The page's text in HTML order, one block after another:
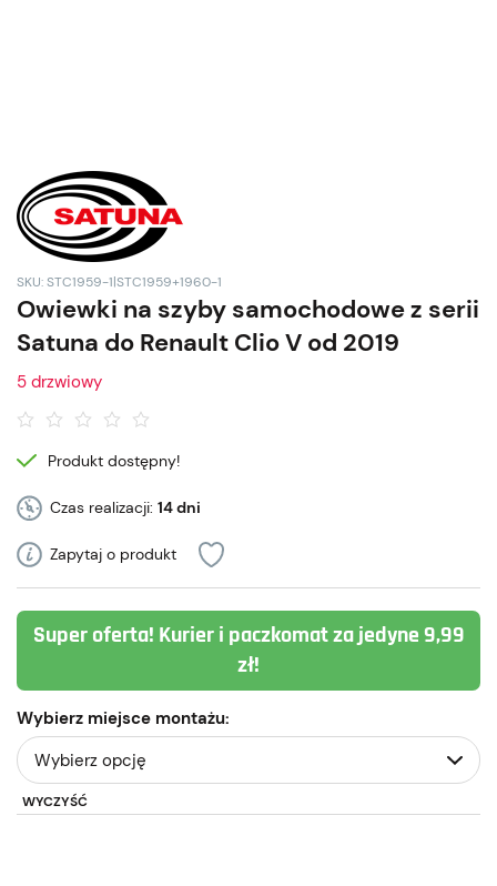
SKU: STC1959-1|STC1959+1960-1
Owiewki na szyby samochodowe z serii
Satuna do Renault Clio V od 2019
5 drzwiowy
Produkt dostępny!
Czas realizacji: 14 dni
Zapytaj o produkt
Super oferta! Kurier i paczkomat za jedyne 9,99
zł!
Wybierz miejsce montażu:
WYCZYŚĆ